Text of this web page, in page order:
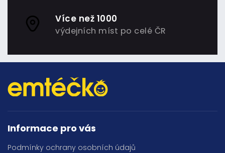
Více než 1000
výdejních míst po celé ČR
Informace pro vás
Podmínky ochrany osobních údajů